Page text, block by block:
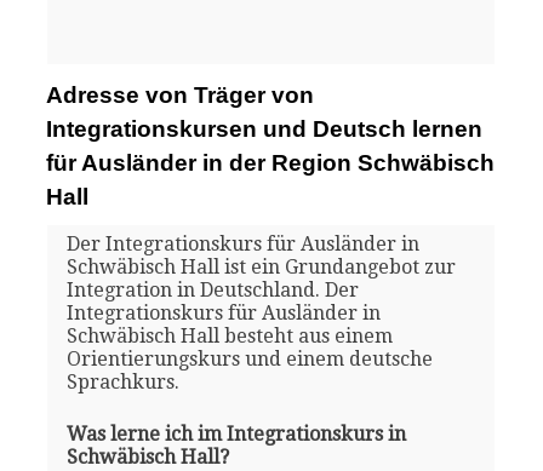
Adresse von Träger von
Integrationskursen und Deutsch lernen
für Ausländer in der Region Schwäbisch
Hall
Der Integrationskurs für Ausländer in
Schwäbisch Hall ist ein Grundangebot zur
Integration in Deutschland. Der
Integrationskurs für Ausländer in
Schwäbisch Hall besteht aus einem
Orientierungskurs und einem deutsche
Sprachkurs.
Was lerne ich im Integrationskurs in
Schwäbisch Hall?